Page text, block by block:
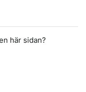
här sidan?